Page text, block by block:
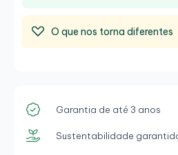
O que nos torna diferentes
Garantia de até 3 anos
Sustentabilidade